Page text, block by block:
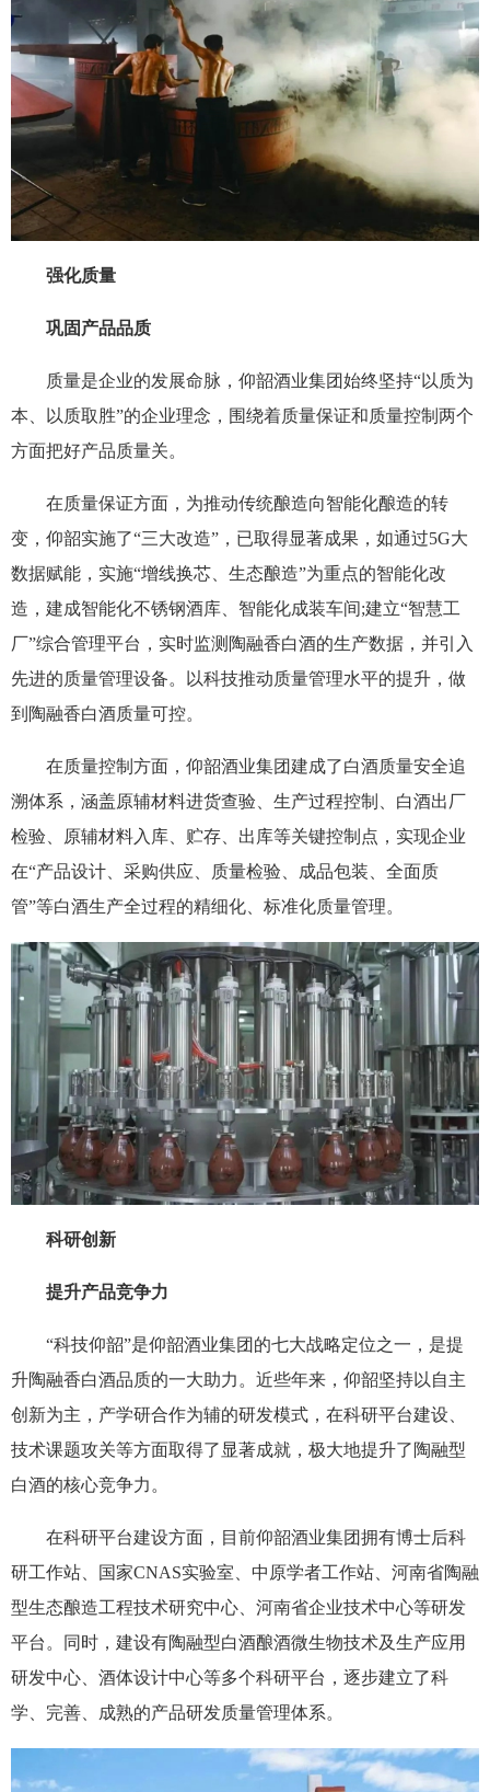
强化质量
巩固产品品质
质量是企业的发展命脉，仰韶酒业集团始终坚持“以质为
本、以质取胜”的企业理念，围绕着质量保证和质量控制两个
方面把好产品质量关。
在质量保证方面，为推动传统酿造向智能化酿造的转
变，仰韶实施了“三大改造”，已取得显著成果，如通过5G大
数据赋能，实施“增线换芯、生态酿造”为重点的智能化改
造，建成智能化不锈钢酒库、智能化成装车间;建立“智慧工
厂”综合管理平台，实时监测陶融香白酒的生产数据，并引入
先进的质量管理设备。以科技推动质量管理水平的提升，做
到陶融香白酒质量可控。
在质量控制方面，仰韶酒业集团建成了白酒质量安全追
溯体系，涵盖原辅材料进货查验、生产过程控制、白酒出厂
检验、原辅材料入库、贮存、出库等关键控制点，实现企业
在“产品设计、采购供应、质量检验、成品包装、全面质
管”等白酒生产全过程的精细化、标准化质量管理。
科研创新
提升产品竞争力
“科技仰韶”是仰韶酒业集团的七大战略定位之一，是提
升陶融香白酒品质的一大助力。近些年来，仰韶坚持以自主
创新为主，产学研合作为辅的研发模式，在科研平台建设、
技术课题攻关等方面取得了显著成就，极大地提升了陶融型
白酒的核心竞争力。
在科研平台建设方面，目前仰韶酒业集团拥有博士后科
研工作站、国家CNAS实验室、中原学者工作站、河南省陶融
型生态酿造工程技术研究中心、河南省企业技术中心等研发
平台。同时，建设有陶融型白酒酿酒微生物技术及生产应用
研发中心、酒体设计中心等多个科研平台，逐步建立了科
学、完善、成熟的产品研发质量管理体系。